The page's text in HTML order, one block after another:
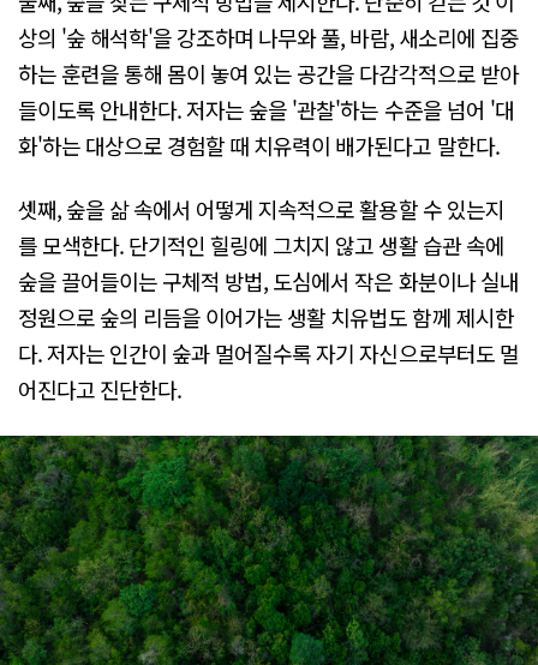
상의 '숲 해석학'을 강조하며 나무와 풀, 바람, 새소리에 집중
하는 훈련을 통해 몸이 놓여 있는 공간을 다감각적으로 받아
들이도록 안내한다. 저자는 숲을 '관찰'하는 수준을 넘어 '대
화'하는 대상으로 경험할 때 치유력이 배가된다고 말한다.
셋째, 숲을 삶 속에서 어떻게 지속적으로 활용할 수 있는지
를 모색한다. 단기적인 힐링에 그치지 않고 생활 습관 속에
숲을 끌어들이는 구체적 방법, 도심에서 작은 화분이나 실내
정원으로 숲의 리듬을 이어가는 생활 치유법도 함께 제시한
다. 저자는 인간이 숲과 멀어질수록 자기 자신으로부터도 멀
어진다고 진단한다.